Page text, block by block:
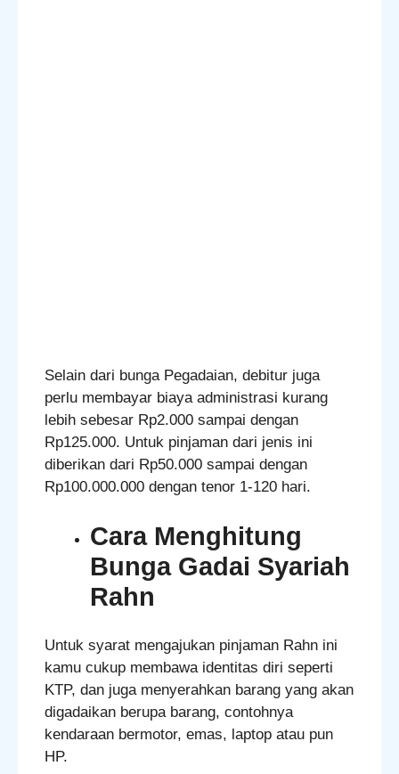
Selain dari bunga Pegadaian, debitur juga
perlu membayar biaya administrasi kurang
lebih sebesar Rp2.000 sampai dengan
Rp125.000. Untuk pinjaman dari jenis ini
diberikan dari Rp50.000 sampai dengan
Rp100.000.000 dengan tenor 1-120 hari.
Cara Menghitung
Bunga Gadai Syariah
Rahn
Untuk syarat mengajukan pinjaman Rahn ini
kamu cukup membawa identitas diri seperti
KTP, dan juga menyerahkan barang yang akan
digadaikan berupa barang, contohnya
kendaraan bermotor, emas, laptop atau pun
HP.